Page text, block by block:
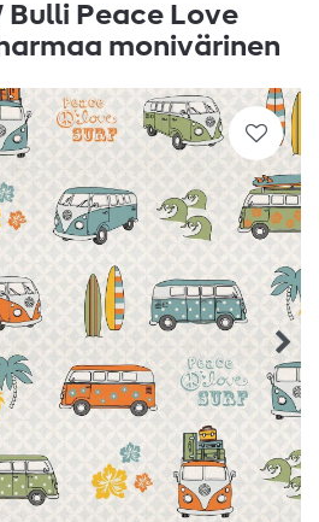
Bulli Peace Love
monivärinen